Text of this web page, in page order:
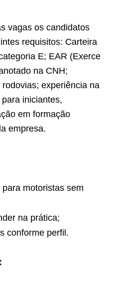
vagas os candidatos
requisitos: Carteira
E; EAR (Exerce
na CNH;
experiência na
iniciantes,
em formação
empresa.
motoristas sem
na prática;
conforme perfil.